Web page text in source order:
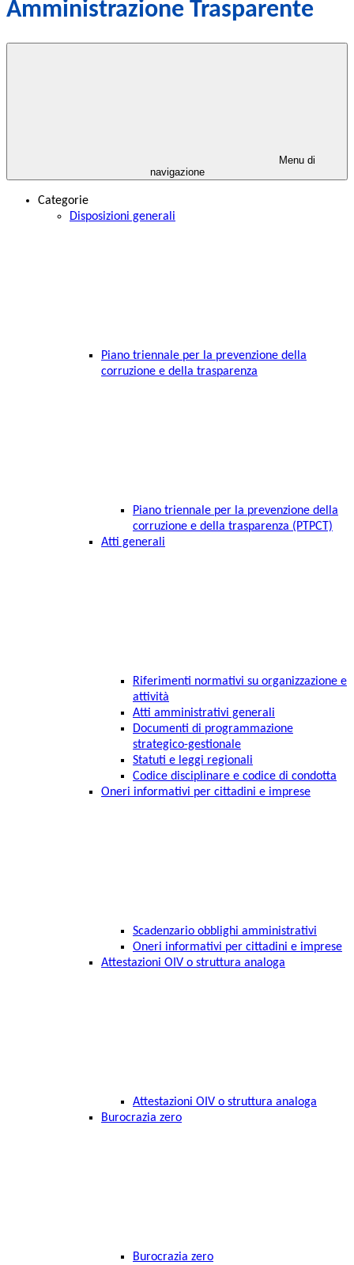
Amministrazione Trasparente
Menu di
navigazione
Categorie
Disposizioni generali
Piano triennale per la prevenzione della
corruzione e della trasparenza
Piano triennale per la prevenzione della
corruzione e della trasparenza (PTPCT)
Atti generali
Riferimenti normativi su organizzazione e
attività
Atti amministrativi generali
Documenti di programmazione
strategico-gestionale
Statuti e leggi regionali
Codice disciplinare e codice di condotta
Oneri informativi per cittadini e imprese
Scadenzario obblighi amministrativi
Oneri informativi per cittadini e imprese
Attestazioni OIV o struttura analoga
Attestazioni OIV o struttura analoga
Burocrazia zero
Burocrazia zero